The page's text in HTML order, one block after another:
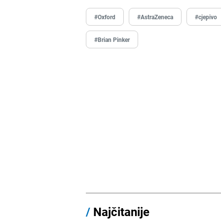
#Oxford #AstraZeneca #cjepivo
#Brian Pinker
/ Najčitanije